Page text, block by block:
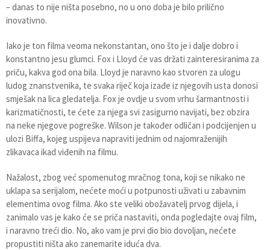
– danas to nije ništa posebno, no u ono doba je bilo prilično
inovativno.
Iako je ton filma veoma nekonstantan, ono što je i dalje dobro i
konstantno jesu glumci. Fox i Lloyd će vas držati zainteresiranima za
priču, kakva god ona bila. Lloyd je naravno kao stvoren za ulogu
ludog znanstvenika, te svaka riječ koja izađe iz njegovih usta donosi
smješak na lica gledatelja. Fox je ovdje u svom vrhu šarmantnosti i
karizmatičnosti, te ćete za njega svi zasigurno navijati, bez obzira
na neke njegove pogreške. Wilson je također odličan i podcijenjen u
ulozi Biffa, kojeg uspijeva napraviti jednim od najomraženijih
zlikavaca ikad viđenih na filmu.
Nažalost, zbog već spomenutog mračnog tona, koji se nikako ne
uklapa sa serijalom, nećete moći u potpunosti uživati u zabavnim
elementima ovog filma. Ako ste veliki obožavatelj prvog dijela, i
zanimalo vas je kako će se priča nastaviti, onda pogledajte ovaj film,
i naravno treći dio. No, ako vam je prvi dio bio dovoljan, nećete
propustiti ništa ako zanemarite iduća dva.